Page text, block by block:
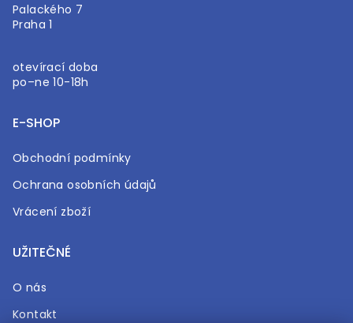
Palackého 7
Praha 1
otevírací doba
po–ne 10-18h
E-SHOP
Obchodní podmínky
Ochrana osobních údajů
Vrácení zboží
UŽITEČNÉ
O nás
Kontakt